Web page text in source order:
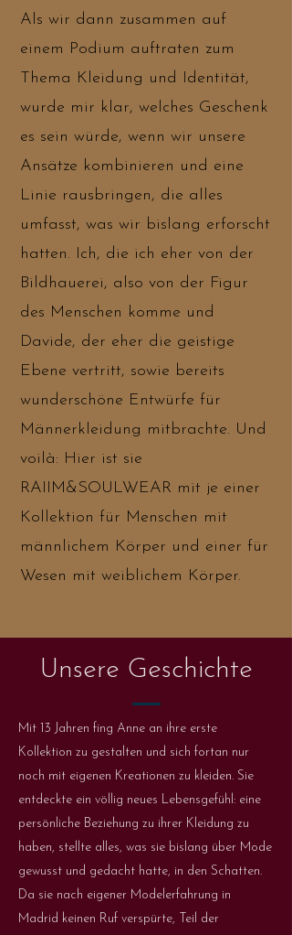
Als wir dann zusammen auf
einem Podium auftraten zum
Thema Kleidung und Identität,
wurde mir klar, welches Geschenk
es sein würde, wenn wir unsere
Ansätze kombinieren und eine
Linie rausbringen, die alles
umfasst, was wir bislang erforscht
hatten. Ich, die ich eher von der
Bildhauerei, also von der Figur
des Menschen komme und
Davide, der eher die geistige
Ebene vertritt, sowie bereits
wunderschöne Entwürfe für
Männerkleidung mitbrachte. Und
voilà: Hier ist sie
RAIIM&SOULWEAR mit je einer
Kollektion für Menschen mit
männlichem Körper und einer für
Wesen mit weiblichem Körper.
Unsere Geschichte
Mit 13 Jahren fing Anne an ihre erste
Kollektion zu gestalten und sich fortan nur
noch mit eigenen Kreationen zu kleiden. Sie
entdeckte ein völlig neues Lebensgefühl: eine
persönliche Beziehung zu ihrer Kleidung zu
haben, stellte alles, was sie bislang über Mode
gewusst und gedacht hatte, in den Schatten.
Da sie nach eigener Modelerfahrung in
Madrid keinen Ruf verspürte, Teil der